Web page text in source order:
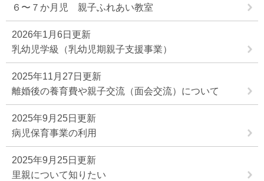
６〜７か月児 親子ふれあい教室
2026年1月6日更新
乳幼児学級（乳幼児期親子支援事業）
2025年11月27日更新
離婚後の養育費や親子交流（面会交流）について
2025年9月25日更新
病児保育事業の利用
2025年9月25日更新
里親について知りたい